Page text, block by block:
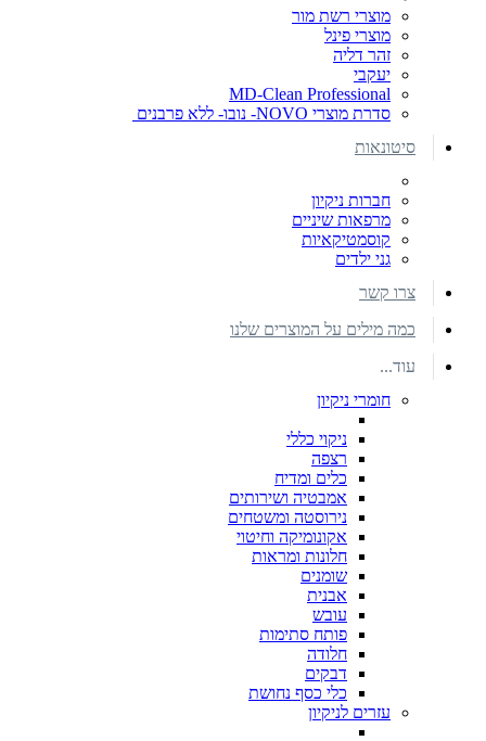
מוצרי רשת מור
מוצרי פינל
זהר דליה
יעקבי
MD-Clean Professional
סדרת מוצרי NOVO- נובו- ללא פרבנים
סיטונאות
חברות ניקיון
מרפאות שיניים
קוסמטיקאיות
גני ילדים
צרו קשר
כמה מילים על המוצרים שלנו
עוד...
חומרי ניקיון
ניקוי כללי
רצפה
כלים ומדיח
אמבטיה ושירותים
נירוסטה ומשטחים
אקונומיקה וחיטוי
חלונות ומראות
שומנים
אבנית
עובש
פותח סתימות
חלודה
דבקים
כלי כסף נחושת
עזרים לניקיון